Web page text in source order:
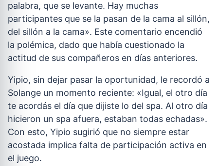
palabra, que se levante. Hay muchas
participantes que se la pasan de la cama al sillón,
del sillón a la cama». Este comentario encendió
la polémica, dado que había cuestionado la
actitud de sus compañeros en días anteriores.
Yipio, sin dejar pasar la oportunidad, le recordó a
Solange un momento reciente: «Igual, el otro día
te acordás el día que dijiste lo del spa. Al otro día
hicieron un spa afuera, estaban todas echadas».
Con esto, Yipio sugirió que no siempre estar
acostada implica falta de participación activa en
el juego.